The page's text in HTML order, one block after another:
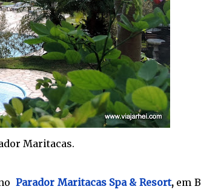
Maritacas.
noParador Maritacas Spa & Resort,em